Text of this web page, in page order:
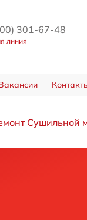
301-67-48
линия
Сушильной